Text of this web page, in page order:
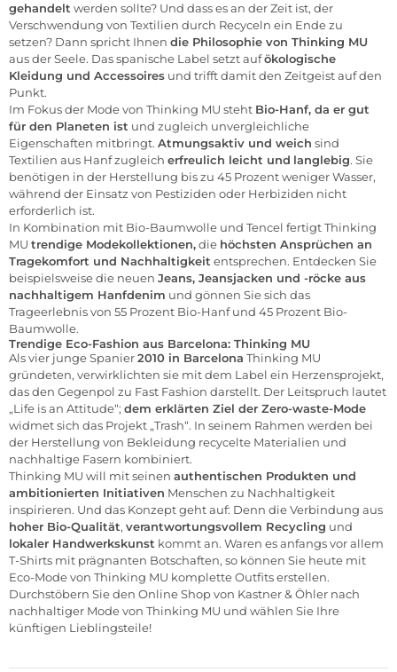
gehandelt werden sollte? Und dass es an der Zeit ist, der
Verschwendung von Textilien durch Recyceln ein Ende zu
setzen? Dann spricht Ihnen die Philosophie von Thinking MU
aus der Seele. Das spanische Label setzt aufökologische
Kleidung und Accessoires und trifft damit den Zeitgeist auf den
Punkt.
Im Fokus der Mode von Thinking MU steht Bio-Hanf, da er gut
für den Planeten ist und zugleich unvergleichliche
Eigenschaften mitbringt. Atmungsaktiv und weich sind
Textilien aus Hanf zugleich erfreulich leicht und langlebig. Sie
benötigen in der Herstellung bis zu 45 Prozent weniger Wasser,
während der Einsatz von Pestiziden oder Herbiziden nicht
erforderlich ist.
In Kombination mit Bio-Baumwolle und Tencel fertigt Thinking
MU trendige Modekollektionen,die höchsten Ansprüchen an
Tragekomfort und Nachhaltigkeit entsprechen. Entdecken Sie
beispielsweise die neuen Jeans, Jeansjacken und -röcke aus
nachhaltigem Hanfdenim und gönnen Sie sich das
Trageerlebnis von 55 Prozent Bio-Hanf und 45 Prozent Bio-
Baumwolle.
Trendige Eco-Fashion aus Barcelona: Thinking MU
Als vier junge Spanier2010 in Barcelona Thinking MU
gründeten, verwirklichten sie mit dem Label ein Herzensprojekt,
das den Gegenpol zu Fast Fashion darstellt. Der Leitspruch lautet
„Life is an Attitude“; dem erklärten Ziel der Zero-waste-Mode
widmet sich das Projekt „Trash“. In seinem Rahmen werden bei
der Herstellung von Bekleidung recycelte Materialien und
nachhaltige Fasern kombiniert.
Thinking MU will mit seinen authentischen Produkten und
ambitionierten Initiativen Menschen zu Nachhaltigkeit
inspirieren. Und das Konzept geht auf: Denn die Verbindung aus
hoher Bio-Qualität, verantwortungsvollem Recycling und
lokaler Handwerkskunst kommt an. Waren es anfangs vor allem
T-Shirts mit prägnanten Botschaften, so können Sie heute mit
Eco-Mode von Thinking MU komplette Outfits erstellen.
Durchstöbern Sie den Online Shop von Kastner & Öhler nach
nachhaltiger Mode von Thinking MU und wählen Sie Ihre
künftigen Lieblingsteile!